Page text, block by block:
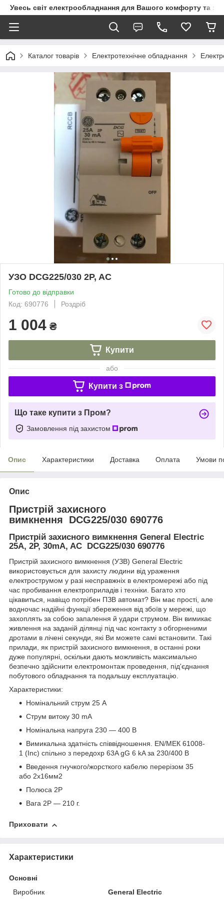
Увесь світ електрообладнання для Вашого комфорту та
Каталог товарів Електротехнічне обладнання
УЗО DCG225/030 2P, AC
Готово до відправки
Код: 690776
Роздріб
1 004 ₴
Купити
або
Купити з
Що таке купити з Пром?
Замовлення під захистом
Опис Характеристики Доставка Оплата Умови
Опис
Пристрій захисного
вимкнення DCG225/030 690776
Пристрій захисного вимкнення General Electric
25A, 2P, 30mA, AC DCG225/030 690776
Пристрій захисного вимкнення (УЗВ) General Electric
використовується для захисту людини від ураження
електрострумом у разі несправжніх в електромережі або під
час пробивання електроприладів і техніки. Багато хто
цікавиться, навіщо потрібен ПЗВ автомат? Він має прості, але
водночас надійні функції збереження від збоїв у мережі, що
захоплять за собою запалення й удари струмом. Він вимикає
живлення на заданій ділянці під час контакту з обгорненими
дротами в лічені секунди, які Ви можете самі встановити. Такі
прилади, як пристрій захисного вимкнення, в останні роки
дуже популярні, оскільки дають можливість максимально
безпечно здійснити електромонтаж проведення, під'єднання
побутового обладнання та подальшу експлуатацію.
Характеристики:
Номінальний струм 25 А
Струм витоку 30 mA
Номінальна напруга 230 — 400 В
Вимикальна здатність співвідношення. EN/МЕК 61008-
1 (Inc) спільно з передохр 63A gG 6 kA за 230/400 В
Введення гнучкого/жорсткого кабелю перерізом 35
або 2х16мм2
Полюса 2P
Вага 2P — 210 г.
Приховати
Характеристики
Основні
Виробник
General Electric